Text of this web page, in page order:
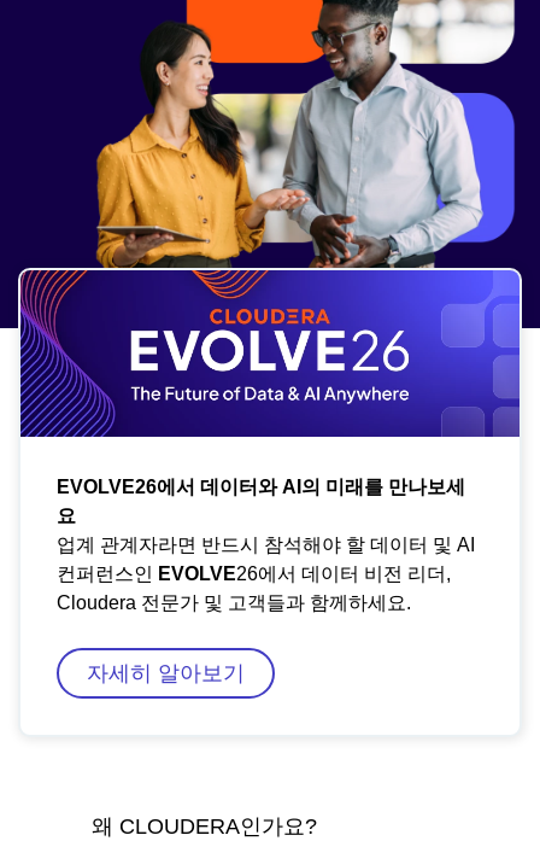
EVOLVE26에서 데이터와 AI의 미래를 만나보세
요
업계 관계자라면 반드시 참석해야 할 데이터 및 AI
컨퍼런스인 EVOLVE26에서 데이터 비전 리더,
Cloudera 전문가 및 고객들과 함께하세요.
자세히 알아보기
왜 CLOUDERA인가요?